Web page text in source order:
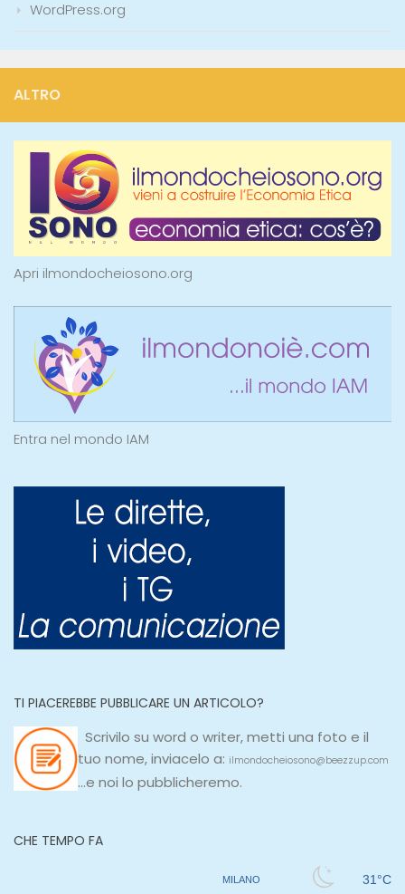
WordPress.org
ALTRO
Apri ilmondocheiosono.org
Entra nel mondo IAM
TI PIACEREBBE PUBBLICARE UN ARTICOLO?
Scrivilo su word o writer, metti una foto e il
tuo nome, inviacelo a: ilmondocheiosono@beezzup.com
...e noi lo pubblicheremo.
CHE TEMPO FA